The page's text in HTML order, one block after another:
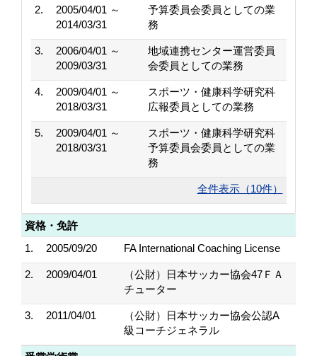
2.
2005/04/01 ～
2014/03/31
予算委員会委員としての業
務
3.
2006/04/01 ～
2009/03/31
地域連携センター運営委員
会委員としての業務
4.
2009/04/01 ～
2018/03/31
スポーツ・健康科学研究科
広報委員としての業務
5.
2009/04/01 ～
2018/03/31
スポーツ・健康科学研究科
予算委員会委員としての業
務
全件表示（10件）
資格・免許
1.
2005/09/20 FA International Coaching License
2. 2009/04/01
（公財）日本サッカー協会47ＦＡ
チューター
3. 2011/04/01
（公財）日本サッカー協会公認A
級コーチジェネラル